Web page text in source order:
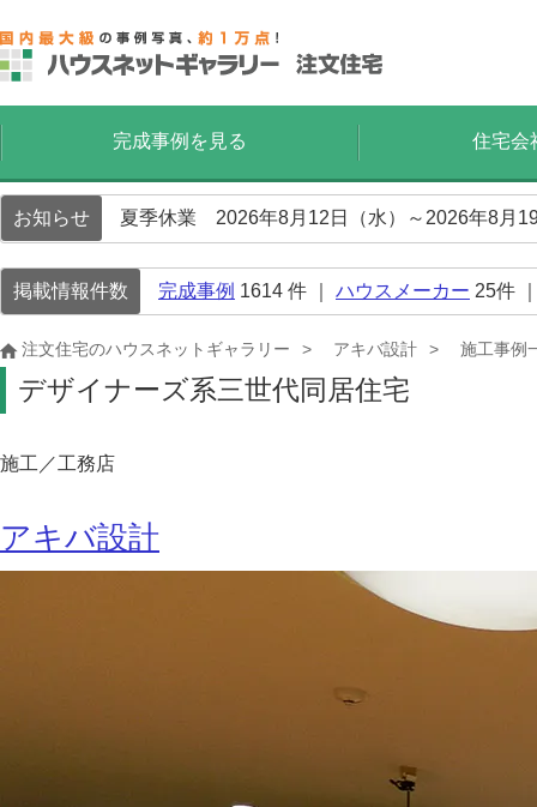
完成事例を見る 住宅会
お知らせ 夏季休業 2026年8月12日（水）～2026年8月
掲載情報件数 完成事例 1614 件 ｜ ハウスメーカー 25件
注文住宅のハウスネットギャラリー アキバ設計 施工事例
デザイナーズ系三世代同居住宅
施工／工務店
アキバ設計